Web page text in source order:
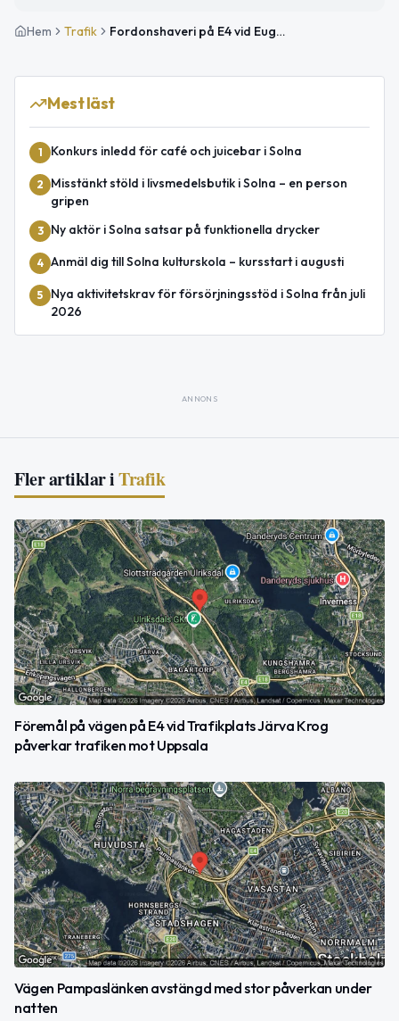
Hem Trafik Fordonshaveri på E4 vid Eugeniatunneln i riktning mot Södertälje
Mest läst
1 Konkurs inledd för café och juicebar i Solna
2
Misstänkt stöld i livsmedelsbutik i Solna – en person
gripen
3 Ny aktör i Solna satsar på funktionella drycker
4 Anmäl dig till Solna kulturskola – kursstart i augusti
5
Nya aktivitetskrav för försörjningsstöd i Solna från juli
2026
ANNONS
Fler artiklar iTrafik
Föremål på vägen på E4 vid Trafikplats Järva Krog
påverkar trafiken mot Uppsala
Vägen Pampaslänken avstängd med stor påverkan under
natten